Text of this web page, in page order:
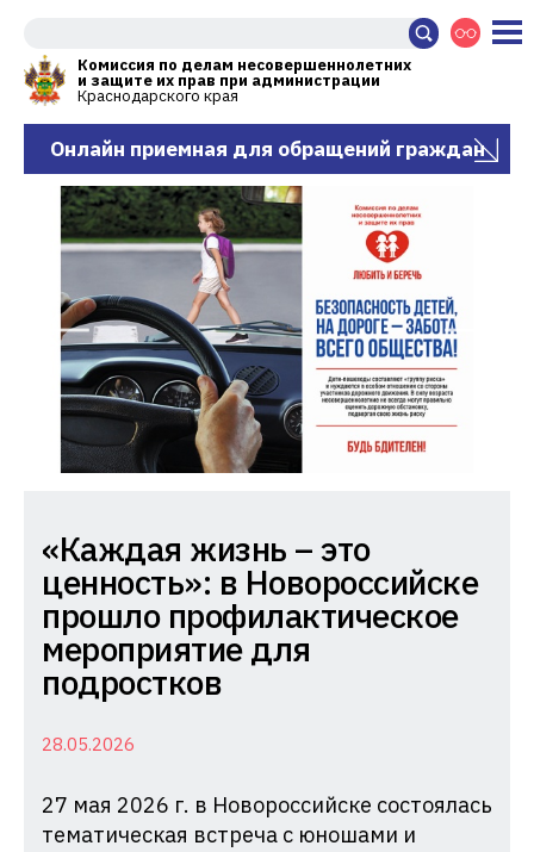
Комиссия по делам несовершеннолетних
и защите их прав при администрации
Краснодарского края
Онлайн приемная для обращений граждан
Комиссия
по
делам
несовершеннолетних
и
защите
их
при
«Каждая жизнь – это
ценность»: в Новороссийске
прошло профилактическое
мероприятие для
подростков
28.05.2026
27 мая 2026 г. в Новороссийске состоялась
тематическая встреча с юношами и